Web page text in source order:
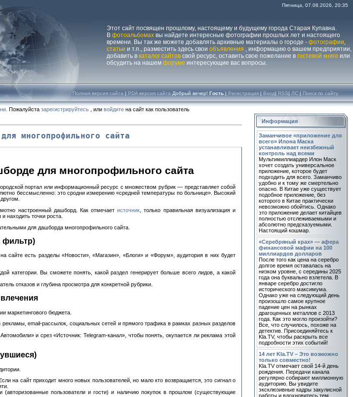
Этот сайт посвящен прошлому, настоящему и будущему города Старая Купавна.
В фотоальбомах вы найдете интересные фотографии прошлых лет и настоящего
времени. Вы так же можете добавлять архивные материалы о городе - фотографии,
статьи и т.п., разместить здесь свои объявления , информацию о вашем предприятии,
добавить в каталог сайтов свой ресурс, оставить свое пожелание в гостевой книге или
обсудить на нашем форуме интересующие вас вопросы.
Пятница, 07.08.2026, 20:35
Полная версия сайта | PDA версия сайта Добрый вечер! Гость | Регистрация | Вход| RSS| ЛС | Поиск по сайту
Пожалуйста зарегистрируйтесь, или войдитена сайт как пользователь
многопрофильного сайта
для многопрофильного сайта
портал или информационный ресурс с множеством рубрик — представляет собой
бессмысленно: это сродни измерению «средней температуры по больнице». Высокий
настроенный дашборд. Как отмечаетисточник , только правильная визуализация и
находить точки роста.
для дашборда многопрофильного сайта.
фильтр)
сайте есть разделы «Новости», «Магазин», «Блоги» и «Форум», аудитория в них будет
категории. Вы сможете понять, какой раздел генерирует больше всего лидов, а какой
отказов и глубина просмотра для конкретной рубрики.
маркетингового бюджета.
email-рассылок, социальных сетей и прямого трафика в рамках разных разделов
и срез «Источник: Telegram-канал», чтобы понять, окупается ли реклама этой
на сайт приходит много новых пользователей, но мало кто возвращается, это сигнал о
пользователи и гости) и наличию покупок в прошлом (существующие
Информация
Заманчивое «приложение для
всего» Илона Маска
устанавливает неизбежный
контроль над всеми
Мультимиллиардер Илон Маск
хочет создать универсальное
приложение, которое будет
подходить для всего. Заманчиво
удобно и к тому же смертельно
опасно. В Китае уже существует
подобное приложение, без
которого в Китае практически
невозможно обойтись. Однако
это приложение делает китайцев
полностью отслеживаемыми и
абсолютно предсказуемыми.
Настоящий кошмар.
«Серебряный крах» — афера
финансовой мафии на 100
миллиардов долларов
После того как цена на серебро
долгое время оставалась на
низком уровне, с середины 2025
года она буквально взлетела. В
январе серебро достигло
исторического максимума.
Однако уже на следующий день
произошло самое крупное
падение цен на рынках
драгоценных металлов с 2013
года. Как это могло произойти?
Все, что случилось, похоже на
детектив. Присоединяйтесь к
Kla.TV, чтобы раскрыть все
подробности этих событий!
14 лет Kla.TV – Это возможно
только совместно!
Kla.TV отмечает свой 14-й день
рождения. Передачи канала
регулярно собирают миллионную
аудиторию. Вы увидите
эксклюзивные кадры закулисной
работы и вдохновитесь тем,